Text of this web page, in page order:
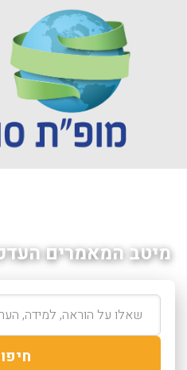
מיטב המאמרים